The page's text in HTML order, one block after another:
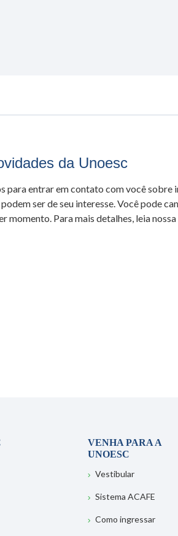
da Unoesc
para entrar em contato com você sobre
ser de seu interesse. Você pode
momento. Para mais detalhes, leia nossa
VENHA PARA A
UNOESC
Vestibular
Sistema ACAFE
Como ingressar